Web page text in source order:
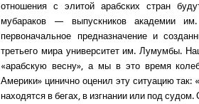
отношения с элитой арабских стран
мубараков — выпускников академии
первоначальное предназначение и
третьего мира университет им. Лумумбы.
«арабскую весну», а мы в это время
Америки» цинично оценил эту ситуацию
находятся в бегах, в изгнании или под